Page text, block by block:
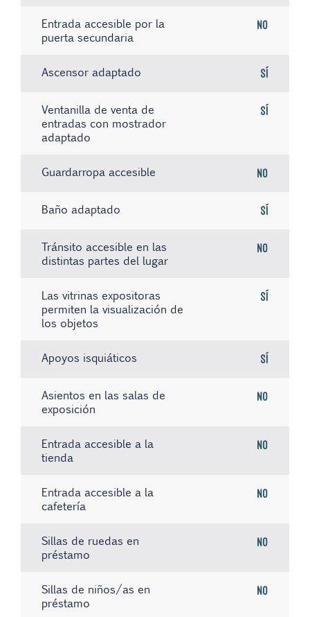
Entrada accesible por la
puerta secundaria
No
Ascensor adaptado Sí
Ventanilla de venta de
entradas con mostrador
adaptado
Sí
Guardarropa accesible No
Baño adaptado Sí
Tránsito accesible en las
distintas partes del lugar
No
Las vitrinas expositoras
permiten la visualización de
los objetos
Sí
Apoyos isquiáticos Sí
Asientos en las salas de
exposición
No
Entrada accesible a la
tienda
No
Entrada accesible a la
cafetería
No
Sillas de ruedas en
préstamo
No
Sillas de niños/as en
préstamo
No